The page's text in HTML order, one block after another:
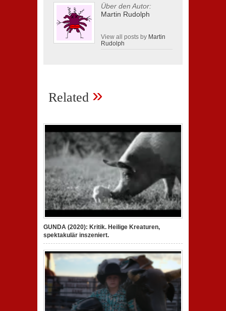
Über den Autor:
Martin Rudolph
View all posts by Martin
Rudolph
Related »
GUNDA (2020): Kritik. Heilige Kreaturen,
spektakulär inszeniert.